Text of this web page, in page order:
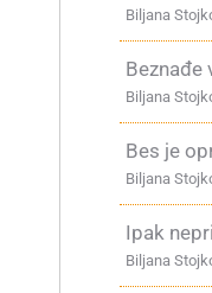
Biljana
Beznađe
Biljana
Bes je
Biljana
Ipak
Biljana